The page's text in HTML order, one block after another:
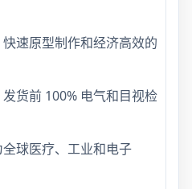
快速原型制作和经济高效的
发货前 100% 电气和目视检
全球医疗、工业和电子